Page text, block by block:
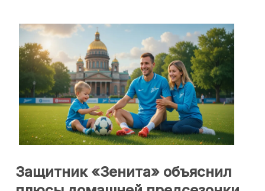
Защитник «Зенита» объяснил